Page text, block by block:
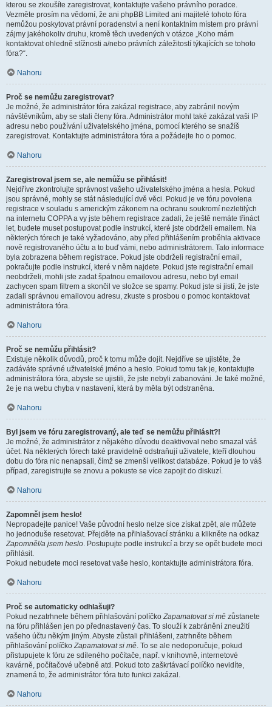
kterou se zkoušíte zaregistrovat, kontaktujte vašeho právního poradce.
Vezměte prosím na vědomí, že ani phpBB Limited ani majitelé tohoto fóra
nemůžou poskytovat právní poradenství a není kontaktním místem pro právní
zájmy jakéhokoliv druhu, kromě těch uvedených v otázce „Koho mám
kontaktovat ohledně stížnosti a/nebo právních záležitostí týkajících se tohoto
fóra?“.
Nahoru
Proč se nemůžu zaregistrovat?
Je možné, že administrátor fóra zakázal registrace, aby zabránil novým
návštěvníkům, aby se stali členy fóra. Administrátor mohl také zakázat vaši IP
adresu nebo používání uživatelského jména, pomocí kterého se snažíš
zaregistrovat. Kontaktujte administrátora fóra a požádejte ho o pomoc.
Nahoru
Zaregistroval jsem se, ale nemůžu se přihlásit!
Nejdříve zkontrolujte správnost vašeho uživatelského jména a hesla. Pokud
jsou správné, mohly se stát následující dvě věci. Pokud je ve fóru povolena
registrace v souladu s americkým zákonem na ochranu soukromí nezletilých
na internetu COPPA a vy jste během registrace zadali, že ještě nemáte třináct
let, budete muset postupovat podle instrukcí, které jste obdrželi emailem. Na
některých fórech je také vyžadováno, aby před přihlášením proběhla aktivace
nově registrovaného účtu a to buď vámi, nebo administrátorem. Tato informace
byla zobrazena během registrace. Pokud jste obdrželi registrační email,
pokračujte podle instrukcí, které v něm najdete. Pokud jste registrační email
neobdrželi, mohli jste zadat špatnou emailovou adresu, nebo byl email
zachycen spam filtrem a skončil ve složce se spamy. Pokud jste si jistí, že jste
zadali správnou emailovou adresu, zkuste s prosbou o pomoc kontaktovat
administrátora fóra.
Nahoru
Proč se nemůžu přihlásit?
Existuje několik důvodů, proč k tomu může dojít. Nejdříve se ujistěte, že
zadáváte správné uživatelské jméno a heslo. Pokud tomu tak je, kontaktujte
administrátora fóra, abyste se ujistili, že jste nebyli zabanováni. Je také možné,
že je na webu chyba v nastavení, která by měla být odstraněna.
Nahoru
Byl jsem ve fóru zaregistrovaný, ale teď se nemůžu přihlásit?!
Je možné, že administrátor z nějakého důvodu deaktivoval nebo smazal váš
účet. Na některých fórech také pravidelně odstraňují uživatele, kteří dlouhou
dobu do fóra nic nenapsali, čímž se zmenší velikost databáze. Pokud je to váš
případ, zaregistrujte se znovu a pokuste se více zapojit do diskuzí.
Nahoru
Zapomněl jsem heslo!
Nepropadejte panice! Vaše původní heslo nelze sice získat zpět, ale můžete
ho jednoduše resetovat. Přejděte na přihlašovací stránku a klikněte na odkaz
Zapomněl/a jsem heslo. Postupujte podle instrukcí a brzy se opět budete moci
přihlásit.
Pokud nebudete moci resetovat vaše heslo, kontaktujte administrátora fóra.
Nahoru
Proč se automaticky odhlašuji?
Pokud nezatrhnete během přihlašování políčkoZapamatovat si mě zůstanete
na fóru přihlášen jen po přednastavený čas. To slouží k zabránění zneužití
vašeho účtu někým jiným. Abyste zůstali přihlášeni, zatrhněte během
přihlašování políčkoZapamatovat si mě. To se ale nedoporučuje, pokud
přistupujete k fóru ze sdíleného počítače, např. v knihovně, internetové
kavárně, počítačové učebně atd. Pokud toto zaškrtávací políčko nevidíte,
znamená to, že administrátor fóra tuto funkci zakázal.
Nahoru